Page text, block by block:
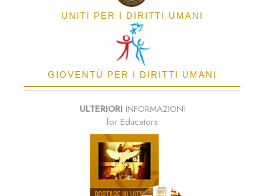
UNITI PER I DIRITTI UMANI
GIOVENTÙ PER I DIRITTI UMANI
ULTERIORIINFORMAZIONI
for Educators